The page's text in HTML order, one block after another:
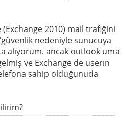
(Exchange 2010) mail trafiğini
nedeniyle sunucuya
alıyorum. ancak outlook uma
ve Exchange de userın
sahip olduğunuda